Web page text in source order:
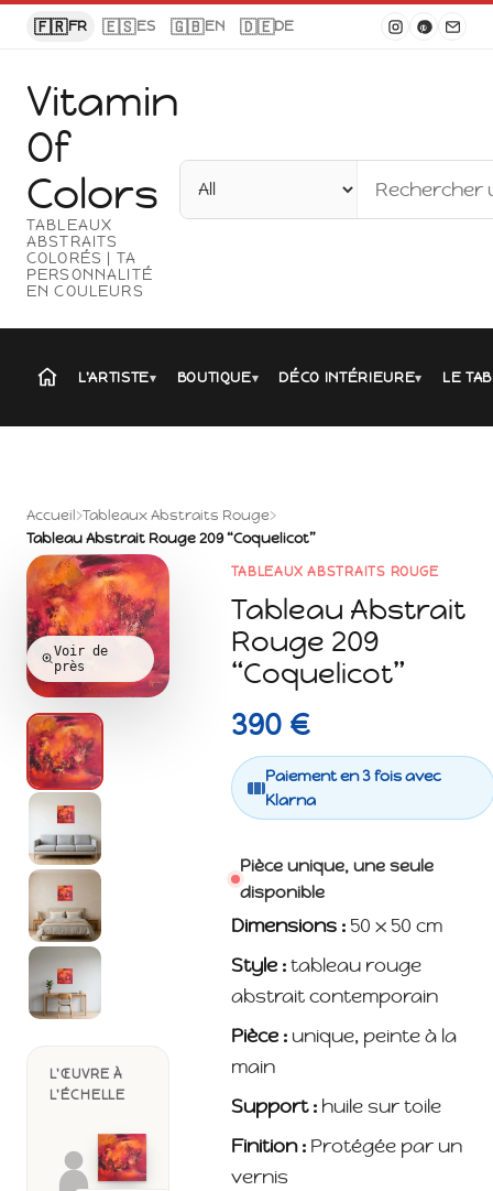
🇫🇷FR 🇪🇸ES 🇬🇧EN 🇩🇪DE
Vitamin
Of
Colors
TABLEAUX
ABSTRAITS
COLORÉS | TA
PERSONNALITÉ
EN COULEURS
L'ARTISTE▾ BOUTIQUE▾ DÉCO INTÉRIEURE▾ LE
Accueil›Tableaux Abstraits Rouge›
Tableau Abstrait Rouge 209 “Coquelicot”
Voir de
près
L'ŒUVRE À
L'ÉCHELLE
TABLEAUX ABSTRAITS ROUGE
Tableau Abstrait
Rouge 209
“Coquelicot”
390 €
Paiement en 3 fois avec
Klarna
Pièce unique, une seule
disponible
Dimensions :50 x 50 cm
Style :tableau rouge
abstrait contemporain
Pièce :unique, peinte à la
main
Support :huile sur toile
Finition :Protégée par un
vernis
Panneau de gestion des cookies